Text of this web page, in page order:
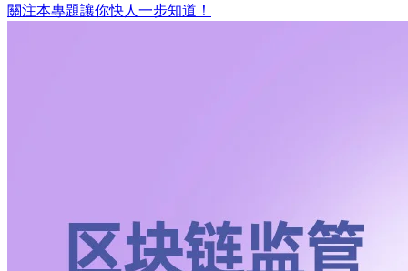
關注本專題讓你快人一步知道！